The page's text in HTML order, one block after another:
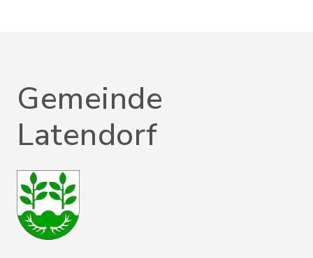
Gemeinde
Latendorf